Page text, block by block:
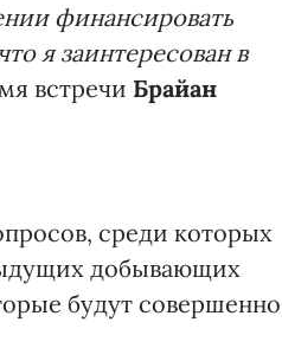
финансировать
я заинтересован в
встречи Брайан
среди которых
добывающих
будут совершенно